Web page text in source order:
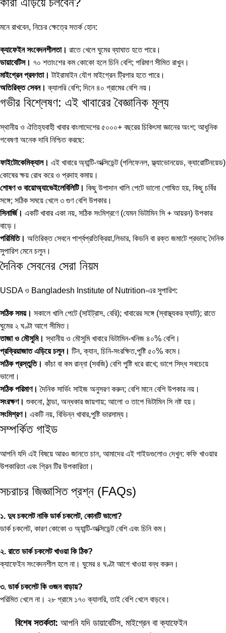
মনে রাখবেন, নিচের ক্ষেত্রে সতর্ক হোন:
ক্যাফেইন সংবেদনশীলতা। রাতে খেলে ঘুমের ব্যাঘাত হতে পারে।
ডায়াবেটিস। ৭০ শতাংশের কম কোকো হলে চিনি বেশি; পরিমাণ সীমিত রাখুন।
মাইগ্রেন প্রবণতা। টাইরামাইন যৌগ মাইগ্রেন ট্রিগার হতে পারে।
অতিরিক্ত সেবন। ক্যালরি বেশি; দিনে ৪০ গ্রামের বেশি নয়।
গভীর বিশ্লেষণ: এই খাবারের বৈজ্ঞানিক মূল্য
স্থানীয় ও ঐতিহ্যবাহী খাবার বাংলাদেশের ৫০০০+ বছরের চিকিৎসা জ্ঞানের অংশ; আধুনিক
গবেষণা অনেক দাবি নিশ্চিত করছে:
ফাইটোকেমিক্যাল। এই খাবারে অ্যান্টি-অক্সিডেন্ট (পলিফেনল, ফ্ল্যাভোনয়েড, ক্যারোটিনয়েড)
কোষের ক্ষয় রোধ করে ও প্রদাহ কমায়।
শোষণ ও বায়োঅ্যাভেইলেবিলিটি। কিছু উপাদান খালি পেটে ভালো শোষিত হয়, কিছু চর্বির
সঙ্গে; সঠিক সময়ে খেলে ৩ গুণ বেশি উপকার।
সিনার্জি। একটি খাবার একা নয়, সঠিক সংমিশ্রণে (যেমন ভিটামিন সি + আয়রন) উপকার
বাড়ে।
পরিমিতি। অতিরিক্ত সেবনে পার্শ্বপ্রতিক্রিয়া,লিভার, কিডনি বা রক্ত জমাটে প্রভাব; দৈনিক
সুপারিশ মেনে চলুন।
দৈনিক সেবনের সেরা নিয়ম
USDA ও Bangladesh Institute of Nutrition-এর সুপারিশ:
সঠিক সময়। সকালে খালি পেটে (সাইট্রাস, বেরি); খাবারের সঙ্গে (স্বাস্থ্যকর ফ্যাট); রাতে
ঘুমের ২ ঘণ্টা আগে সীমিত।
তাজা ও মৌসুমি। স্থানীয় ও মৌসুমি খাবারে ভিটামিন-খনিজ ৪০% বেশি।
প্রক্রিয়াজাত এড়িয়ে চলুন। টিন, ক্যান, চিনি-সংরক্ষিত,পুষ্টি ৫০% কমে।
সঠিক প্রস্তুতি। কাঁচা বা কম রান্না (সবজি) বেশি পুষ্টি ধরে রাখে; ভাপে সিদ্ধ সবচেয়ে
ভালো।
সঠিক পরিমাণ। দৈনিক সার্ভিং সাইজ অনুসরণ করুন; বেশি মানে বেশি উপকার নয়।
সংরক্ষণ। শুকনো, ঠান্ডা, অন্ধকার জায়গায়; আলো ও তাপে ভিটামিন সি নষ্ট হয়।
সংমিশ্রণ। একটি নয়, বিভিন্ন খাবার,পুষ্টি ভারসাম্য।
সম্পর্কিত গাইড
আপনি যদি এই বিষয়ে আরও জানতে চান, আমাদের এই গাইডগুলোও দেখুন: কফি খাওয়ার
উপকারিতা এবং গ্রিন টির উপকারিতা ।
সচরাচর জিজ্ঞাসিত প্রশ্ন (FAQs)
১. দুধ চকলেট নাকি ডার্ক চকলেট, কোনটি ভালো?
ডার্ক চকলেট, কারণ কোকো ও অ্যান্টি-অক্সিডেন্ট বেশি এবং চিনি কম।
২. রাতে ডার্ক চকলেট খাওয়া কি ঠিক?
ক্যাফেইন সংবেদনশীল হলে না। ঘুমের ৪ ঘণ্টা আগে খাওয়া বন্ধ করুন।
৩. ডার্ক চকলেট কি ওজন বাড়ায়?
পরিমিত খেলে না। ২৮ গ্রামে ১৭০ ক্যালরি, তাই বেশি খেলে বাড়বে।
বিশেষ সতর্কতা: আপনি যদি ডায়াবেটিস, মাইগ্রেন বা ক্যাফেইন